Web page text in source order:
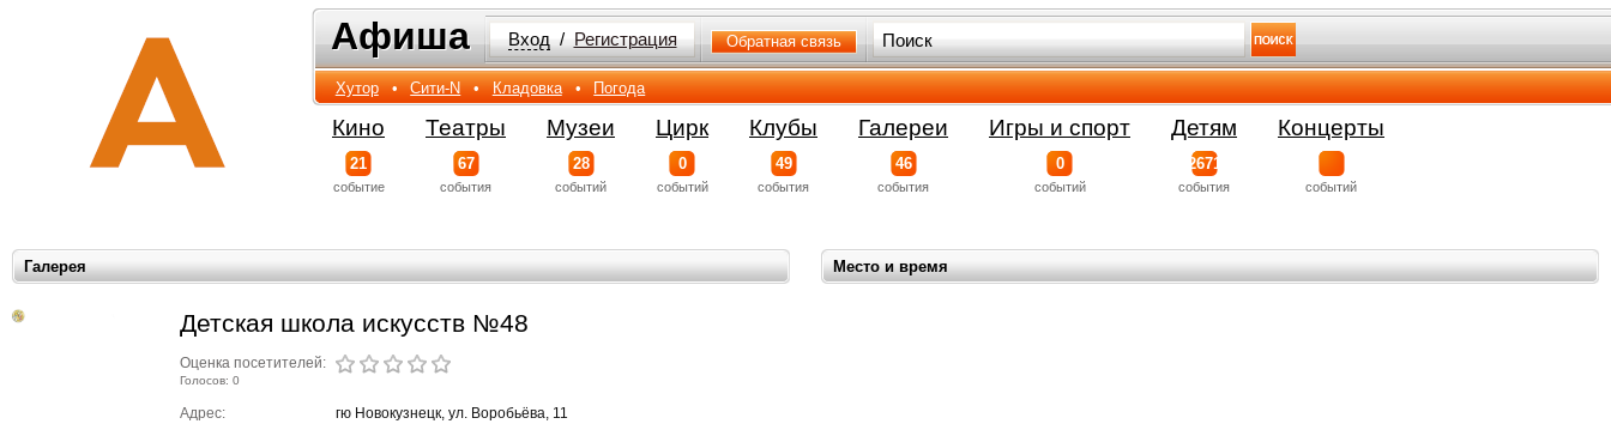
Афиша
Афиша Вход / Регистрация Обратная связь
Хутор • Сити-N • Кладовка • Погода
Кино
21
событиe
Театры
67
события
Музеи
28
событий
Цирк
0
событий
Клубы
49
события
Галереи
46
события
Игры и спорт
0
событий
Детям
2671
события
Концерты
событий
Место и время
Галерея
Детская школа искусств №48
Оценка посетителей:
Голосов: 0
Адрес:
гю Новокузнецк, ул. Воробьёва, 11